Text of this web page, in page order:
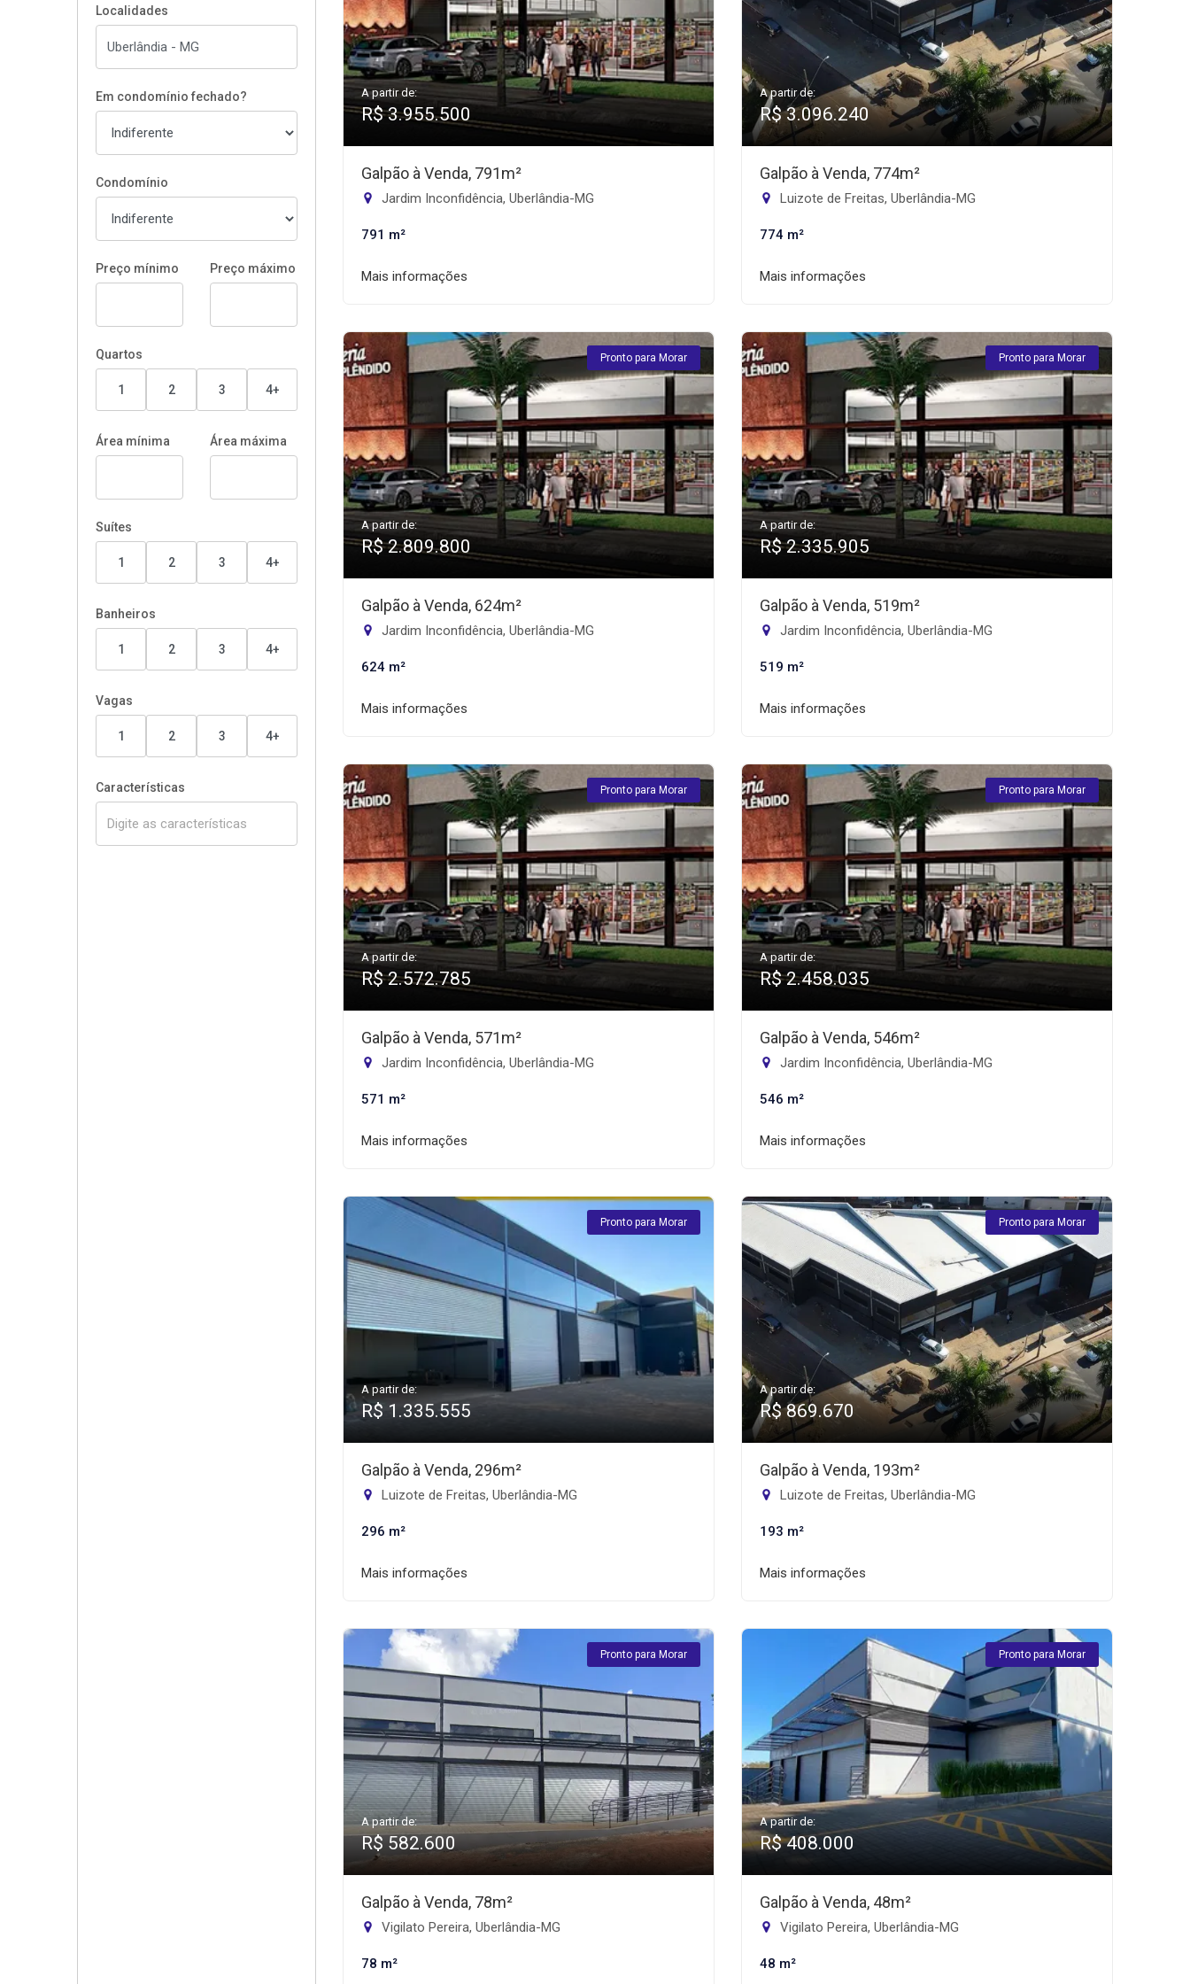
Localidades
Em condomínio fechado?
Condomínio
Preço mínimo Preço máximo
Quartos
1 2 3 4+
Área mínima Área máxima
Suítes
1 2 3 4+
Banheiros
1 2 3 4+
Vagas
1 2 3 4+
Características
A partir de:
R$ 3.955.500
Galpão à Venda, 791m²
Jardim Inconfidência, Uberlândia-MG
791 m²
Mais informações
A partir de:
R$ 3.096.240
Galpão à Venda, 774m²
Luizote de Freitas, Uberlândia-MG
774 m²
Mais informações
Pronto para Morar
A partir de:
R$ 2.809.800
Galpão à Venda, 624m²
Jardim Inconfidência, Uberlândia-MG
624 m²
Mais informações
Pronto para Morar
A partir de:
R$ 2.335.905
Galpão à Venda, 519m²
Jardim Inconfidência, Uberlândia-MG
519 m²
Mais informações
Pronto para Morar
A partir de:
R$ 2.572.785
Galpão à Venda, 571m²
Jardim Inconfidência, Uberlândia-MG
571 m²
Mais informações
Pronto para Morar
A partir de:
R$ 2.458.035
Galpão à Venda, 546m²
Jardim Inconfidência, Uberlândia-MG
546 m²
Mais informações
Pronto para Morar
A partir de:
R$ 1.335.555
Galpão à Venda, 296m²
Luizote de Freitas, Uberlândia-MG
296 m²
Mais informações
Pronto para Morar
A partir de:
R$ 869.670
Galpão à Venda, 193m²
Luizote de Freitas, Uberlândia-MG
193 m²
Mais informações
Pronto para Morar
A partir de:
R$ 582.600
Galpão à Venda, 78m²
Vigilato Pereira, Uberlândia-MG
78 m²
Pronto para Morar
A partir de:
R$ 408.000
Galpão à Venda, 48m²
Vigilato Pereira, Uberlândia-MG
48 m²